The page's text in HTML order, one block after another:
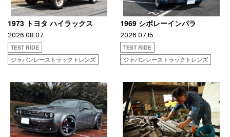
1973 トヨタ ハイラックス
2026.08.07
TEST RIDE
ジャパンレーストラックトレンズ
1969 シボレーインパラ
2026.07.15
TEST RIDE
ジャパンレーストラックトレンズ